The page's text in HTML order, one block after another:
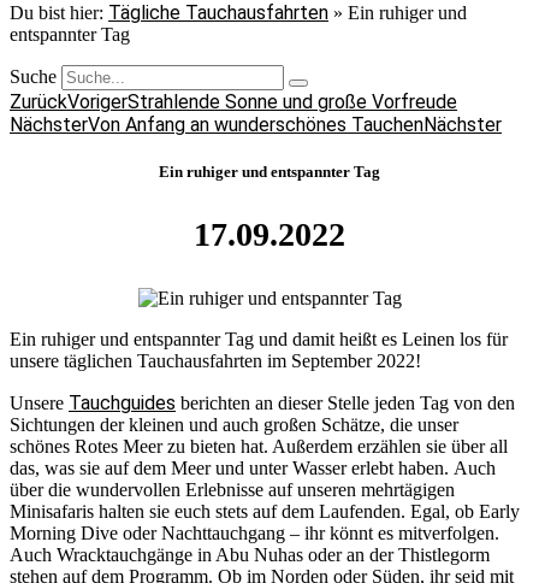
Du bist hier: Tägliche Tauchausfahrten » Ein ruhiger und
entspannter Tag
Suche
ZurückVorigerStrahlende Sonne und große Vorfreude
NächsterVon Anfang an wunderschönes TauchenNächster
Ein ruhiger und entspannter Tag
17.09.2022
Ein ruhiger und entspannter Tag und damit heißt es Leinen los für
unsere täglichen Tauchausfahrten im September 2022!
Unsere Tauchguides berichten an dieser Stelle jeden Tag von den
Sichtungen der kleinen und auch großen Schätze, die unser
schönes Rotes Meer zu bieten hat. Außerdem erzählen sie über all
das, was sie auf dem Meer und unter Wasser erlebt haben. Auch
über die wundervollen Erlebnisse auf unseren mehrtägigen
Minisafaris halten sie euch stets auf dem Laufenden. Egal, ob Early
Morning Dive oder Nachttauchgang – ihr könnt es mitverfolgen.
Auch Wracktauchgänge in Abu Nuhas oder an der Thistlegorm
stehen auf dem Programm. Ob im Norden oder Süden, ihr seid mit